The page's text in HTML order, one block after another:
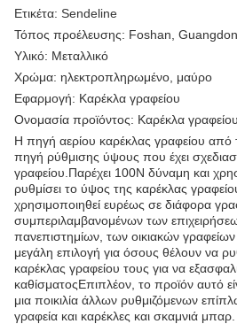
Ετικέτα: Sendeline
Τόπος προέλευσης: Foshan,
Υλικό: Μεταλλικό
Χρώμα: ηλεκτροπληρωμένο, μαύρο
Εφαρμογή: Καρέκλα γραφείου
Ονομασία προϊόντος: Καρέκλα γραφείου
Η πηγή αερίου καρέκλας γραφείου από
πηγή ρύθμισης ύψους που έχει
γραφείου.Παρέχει 100N δύναμη και
ρυθμίσει το ύψος της καρέκλας
χρησιμοποιηθεί ευρέως σε διάφορα
συμπεριλαμβανομένων των
πανεπιστημίων, των οικιακών γραφείων
μεγάλη επιλογή για όσους θέλουν να
καρέκλας γραφείου τους για να
καθίσματοςΕπιπλέον, το προϊόν αυτό
μια ποικιλία άλλων ρυθμιζόμενων
γραφεία και καρέκλες και σκαμνιά μπαρ.